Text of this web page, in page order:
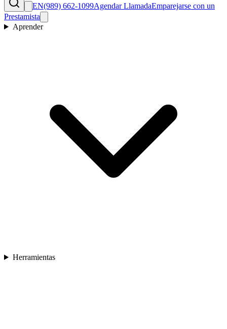
EN(989) 662-1099Agendar LlamadaEmparejarse con un
Prestamista
Aprender
Herramientas